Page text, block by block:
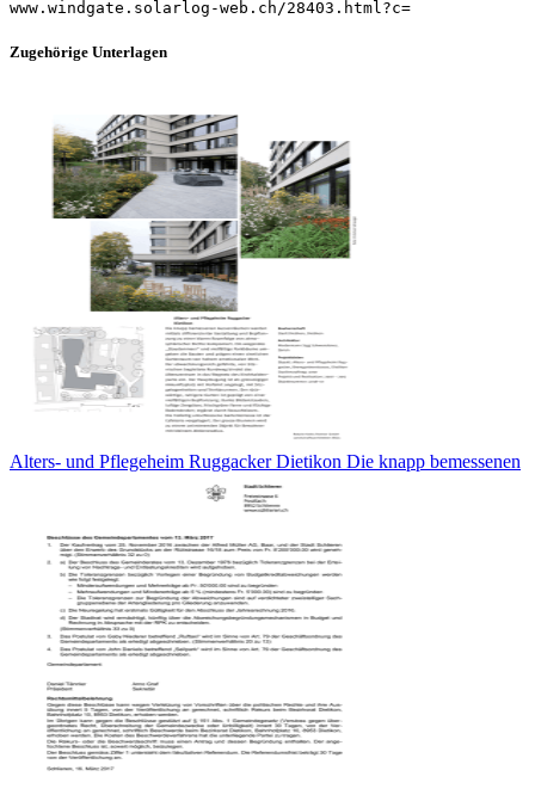
Zugehörige Unterlagen
Alters- und Pflegeheim Ruggacker Dietikon Die knapp bemessenen